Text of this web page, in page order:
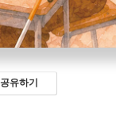
공유하기